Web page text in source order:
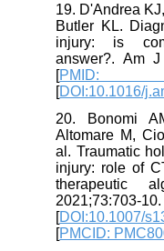
19. D'Andrea
Butler KL.
injury: is
answer?. Am
[
[DOI:10.1016/
20. Bonomi
Altomare M,
al. Traumatic
injury: role of
therapeutic
[DOI:10.1007/
[PMCID: